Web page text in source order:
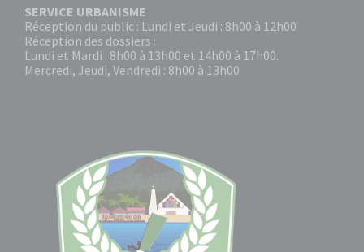
SERVICE URBANISME
Réception du public : Lundi et Jeudi : 8h00 à 12h00
Réception des dossiers :
Lundi et Mardi : 8h00 à 13h00 et 14h00 à 17h00.
Mercredi, Jeudi, Vendredi : 8h00 à 13h00